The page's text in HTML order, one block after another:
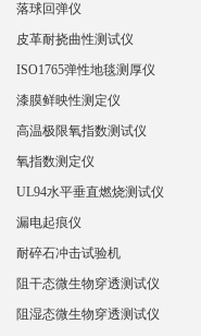
落球回弹仪
皮革耐挠曲性测试仪
ISO1765弹性地毯测厚仪
漆膜鲜映性测定仪
高温极限氧指数测试仪
氧指数测定仪
UL94水平垂直燃烧测试仪
漏电起痕仪
耐碎石冲击试验机
阻干态微生物穿透测试仪
阻湿态微生物穿透测试仪